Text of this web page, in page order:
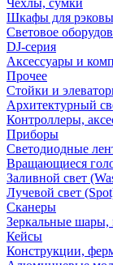
Чехлы, сумки
Шкафы для
Световое
DJ-серия
Аксессуары и
Прочее
Стойки и
Архитектурный
Контроллеры,
Приборы
Светодиодные
Вращающиеся
Заливной свет
Лучевой свет
Сканеры
Зеркальные шары,
Кейсы
Конструкции,